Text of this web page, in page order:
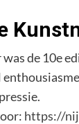
de 10e
https://